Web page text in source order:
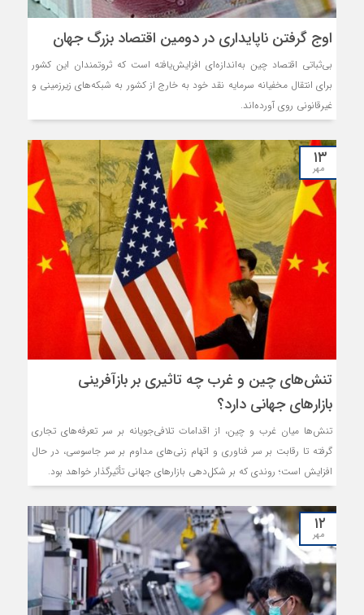
اوج گرفتن ناپایداری در دومین اقتصاد بزرگ جهان
بی‌ثباتی اقتصاد چین به‌اندازه‌ای افزایش‌یافته است که ثروتمندان این کشور
برای انتقال مخفیانه سرمایه نقد خود به خارج از کشور به شبکه‌های زیرزمینی و
غیرقانونی روی آورده‌اند.
۱۳
مهر
تنش‌های چین و غرب چه تاثیری بر بازآفرینی
بازارهای جهانی دارد؟
تنش‌ها میان غرب و چین، از اقدامات تلافی‌جویانه بر سر تعرفه‌های تجاری
گرفته تا رقابت‌ بر سر فناوری و اتهام زنی‌های مداوم بر سر جاسوسی، در حال
افزایش است؛ روندی که بر شکل‌دهی بازارهای جهانی تأثیرگذار خواهد بود.
۱۲
مهر